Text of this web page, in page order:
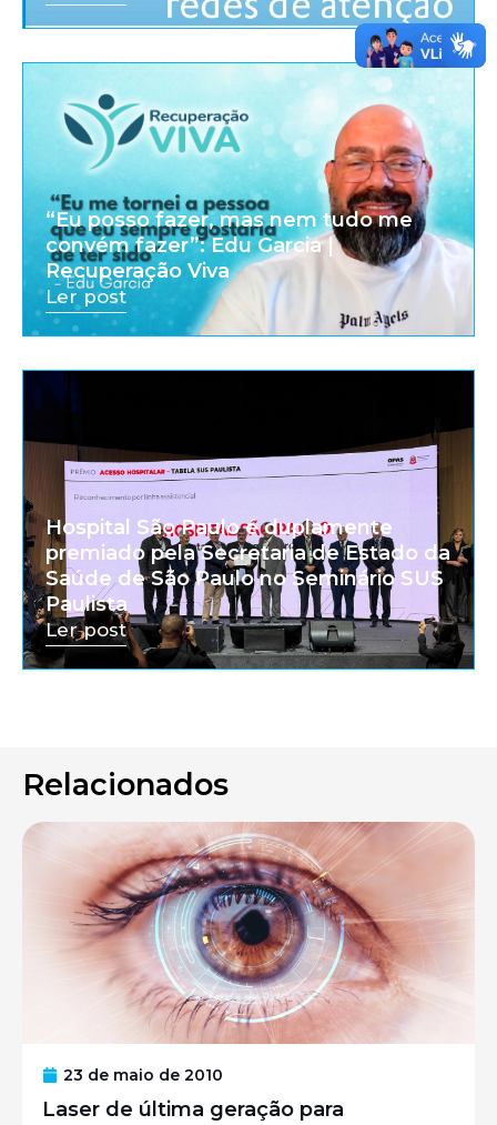
“Eu posso fazer, mas nem tudo me
convém fazer”: Edu Garcia |
Recuperação Viva
Ler post
Hospital São Paulo é duplamente
premiado pela Secretaria de Estado da
Saúde de São Paulo no Seminário SUS
Paulista
Ler post
Relacionados
23 de maio de 2010
Laser de última geração para